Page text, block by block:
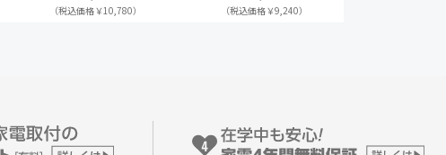
（税込価格￥10,780） （税込価格￥9,240）